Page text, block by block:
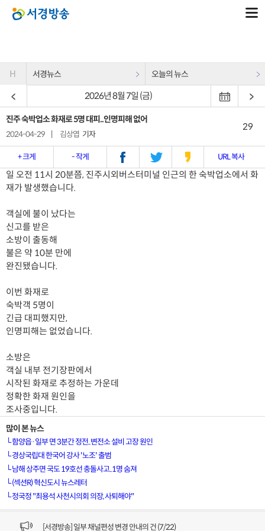
H 서경뉴스 오늘의 뉴스
2026년 8월 7일 (금)
진주 숙박업소 화재로 5명 대피..인명피해 없어
2024-04-29 김상엽 기자
+ 크게 - 작게 URL 복사
29
일 오전 11시 20분쯤, 진주시외버스터미널 인근의 한 숙박업소에서 화
재가 발생했습니다.
객실에 불이 났다는
신고를 받은
소방이 출동해
불은 약 10분 만에
완진됐습니다.
이번 화재로
숙박객 5명이
긴급 대피했지만,
인명피해는 없었습니다.
소방은
객실 내부 전기장판에서
시작된 화재로 추정하는 가운데
정확한 화재 원인을
조사중입니다.
많이 본 뉴스
└함양읍·일부 면 3분간 정전..변전소 설비 고장 원인
└경상국립대 한국어 강사 '노조' 출범
└남해 상주면 국도 19호선 충돌사고..1명 숨져
└(섹션R) 혁신도시 뉴스레터
└정국정 "최용석 사천시의회 의장, 사퇴해야"
[VOD공지] 청춘초이스 이용금액 변경 안내
[서경방송] 일부 채널편성 변경 안내의 건 (7/22)